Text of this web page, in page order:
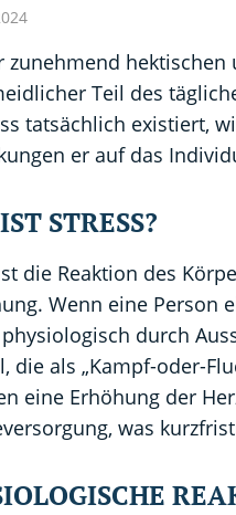
zunehmend
Teil des
tatsächlich existiert,
er auf das
STRESS?
die Reaktion des
Wenn eine Person
durch
die als „Kampf-oder-
eine Erhöhung der
was